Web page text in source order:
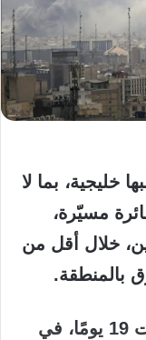
أغلبها خليجية، بما لا
وطائرة مسيّرة،
خلال أقل من
بالمنطقة.
وتأتي هذه الهجمات، التي استمرت 19 يومًا، في